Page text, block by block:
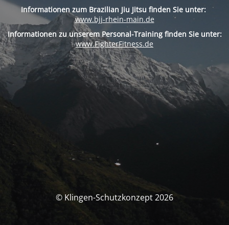
Informationen zum Brazilian Jiu Jitsu finden Sie unter:
www.bjj-rhein-main.de
Informationen zu unserem Personal-Training finden Sie unter:
www.FighterFitness.de
© Klingen-Schutzkonzept 2026